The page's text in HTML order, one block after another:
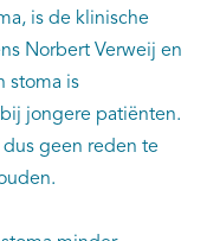
is de klinische
Norbert Verweij en
stoma is
jongere patiënten.
geen reden te